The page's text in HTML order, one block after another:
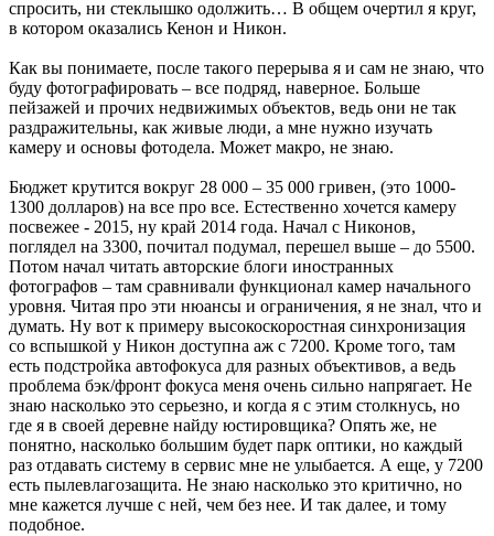
спросить, ни стеклышко одолжить… В общем очертил я круг,
в котором оказались Кенон и Никон.
Как вы понимаете, после такого перерыва я и сам не знаю, что
буду фотографировать – все подряд, наверное. Больше
пейзажей и прочих недвижимых объектов, ведь они не так
раздражительны, как живые люди, а мне нужно изучать
камеру и основы фотодела. Может макро, не знаю.
Бюджет крутится вокруг 28 000 – 35 000 гривен, (это 1000-
1300 долларов) на все про все. Естественно хочется камеру
посвежее - 2015, ну край 2014 года. Начал с Никонов,
поглядел на 3300, почитал подумал, перешел выше – до 5500.
Потом начал читать авторские блоги иностранных
фотографов – там сравнивали функционал камер начального
уровня. Читая про эти нюансы и ограничения, я не знал, что и
думать. Ну вот к примеру высокоскоростная синхронизация
со вспышкой у Никон доступна аж с 7200. Кроме того, там
есть подстройка автофокуса для разных объективов, а ведь
проблема бэк/фронт фокуса меня очень сильно напрягает. Не
знаю насколько это серьезно, и когда я с этим столкнусь, но
где я в своей деревне найду юстировщика? Опять же, не
понятно, насколько большим будет парк оптики, но каждый
раз отдавать систему в сервис мне не улыбается. А еще, у 7200
есть пылевлагозащита. Не знаю насколько это критично, но
мне кажется лучше с ней, чем без нее. И так далее, и тому
подобное.